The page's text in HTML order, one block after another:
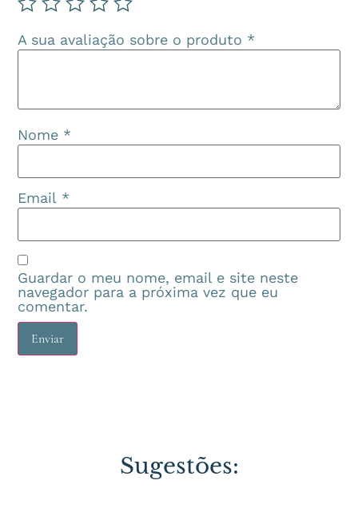
A sua avaliação sobre o produto *
Nome *
Email *
Guardar o meu nome, email e site neste
navegador para a próxima vez que eu
comentar.
Sugestões: